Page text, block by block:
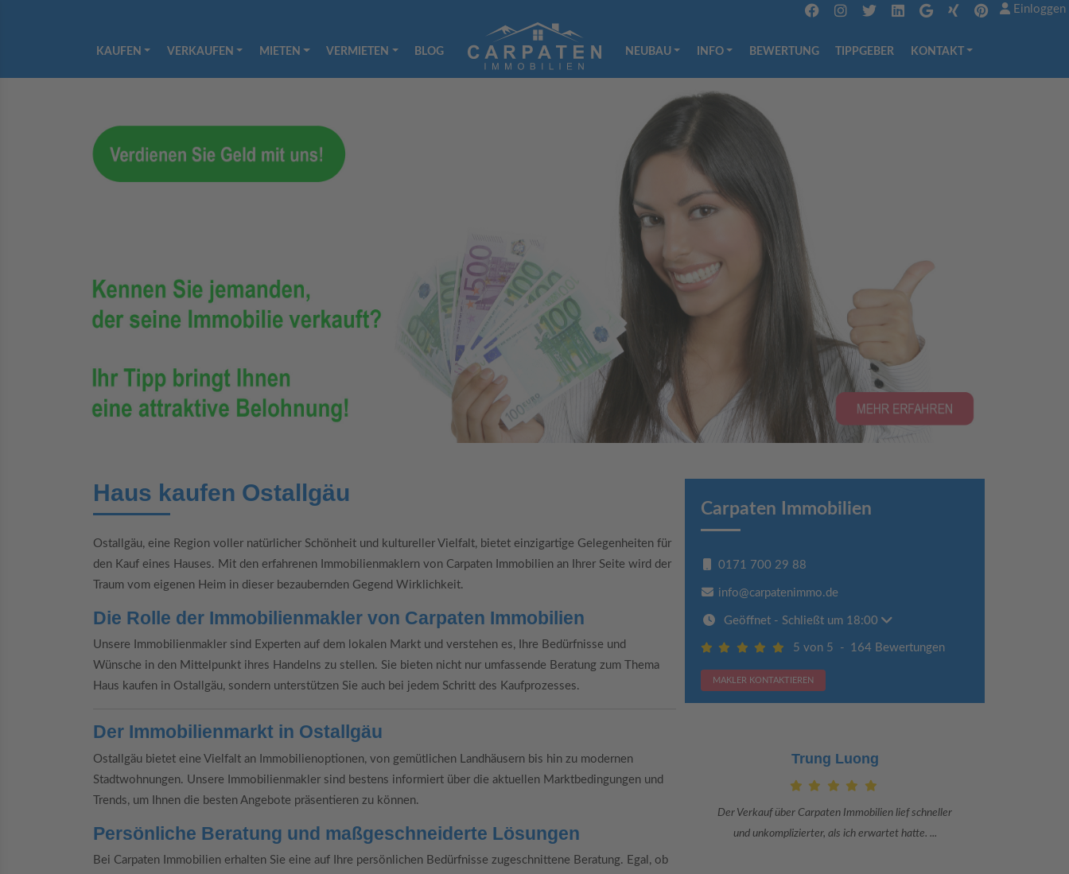
Einloggen
KAUFEN VERKAUFEN MIETEN VERMIETEN BLOG NEUBAU INFO BEWERTUNG TIPPGEBER KONTAKT
Haus kaufen Ostallgäu
Ostallgäu, eine Region voller natürlicher Schönheit und kultureller Vielfalt, bietet einzigartige Gelegenheiten für
den Kauf eines Hauses. Mit den erfahrenen Immobilienmaklern von Carpaten Immobilien an Ihrer Seite wird der
Traum vom eigenen Heim in dieser bezaubernden Gegend Wirklichkeit.
Die Rolle der Immobilienmakler von Carpaten Immobilien
Unsere Immobilienmakler sind Experten auf dem lokalen Markt und verstehen es, Ihre Bedürfnisse und
Wünsche in den Mittelpunkt ihres Handelns zu stellen. Sie bieten nicht nur umfassende Beratung zum Thema
Haus kaufen in Ostallgäu, sondern unterstützen Sie auch bei jedem Schritt des Kaufprozesses.
Der Immobilienmarkt in Ostallgäu
Ostallgäu bietet eine Vielfalt an Immobilienoptionen, von gemütlichen Landhäusern bis hin zu modernen
Stadtwohnungen. Unsere Immobilienmakler sind bestens informiert über die aktuellen Marktbedingungen und
Trends, um Ihnen die besten Angebote präsentieren zu können.
Persönliche Beratung und maßgeschneiderte Lösungen
Bei Carpaten Immobilien erhalten Sie eine auf Ihre persönlichen Bedürfnisse zugeschnittene Beratung. Egal, ob
Carpaten Immobilien
0171 700 29 88
info@carpatenimmo.de
Geöffnet - Schließt um 18:00
5 von 5 - 164 Bewertungen
MAKLER KONTAKTIEREN
Claudia Bergrath
Danke an Carpaten Immobilien und besonders an Frau
Adriana Sarca. Sie war viele Monate mehr als ...